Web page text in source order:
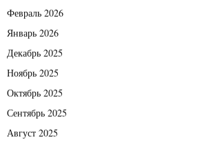
Февраль 2026
Январь 2026
Декабрь 2025
Ноябрь 2025
Октябрь 2025
Сентябрь 2025
Август 2025